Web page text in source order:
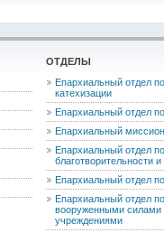
ОТДЕЛЫ
Епархиальный отдел
катехизации
Епархиальный отдел
Епархиальный
Епархиальный отдел
благотворительности
Епархиальный отдел
Епархиальный отдел
вооруженными силами
учреждениями